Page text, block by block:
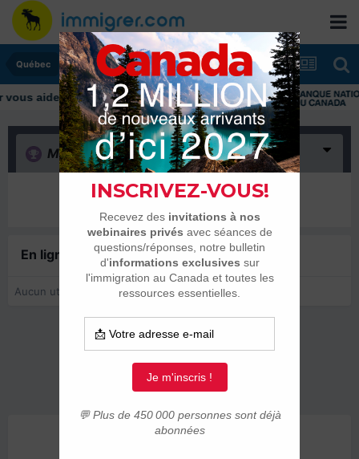
Québec
aider tout au long de votre transition
Merci (0)
Il n’y a encore rien ici
En ligne récemment0 membre est en ligne
Aucun utilisateur enregistré regarde cette page.